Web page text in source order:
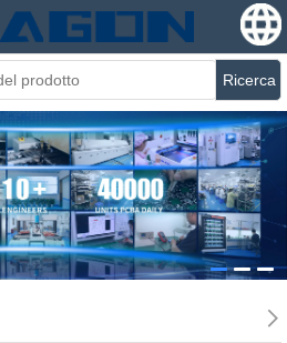
Ricerca